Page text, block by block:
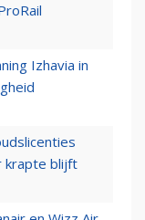
Izhavia in
krapte blijft